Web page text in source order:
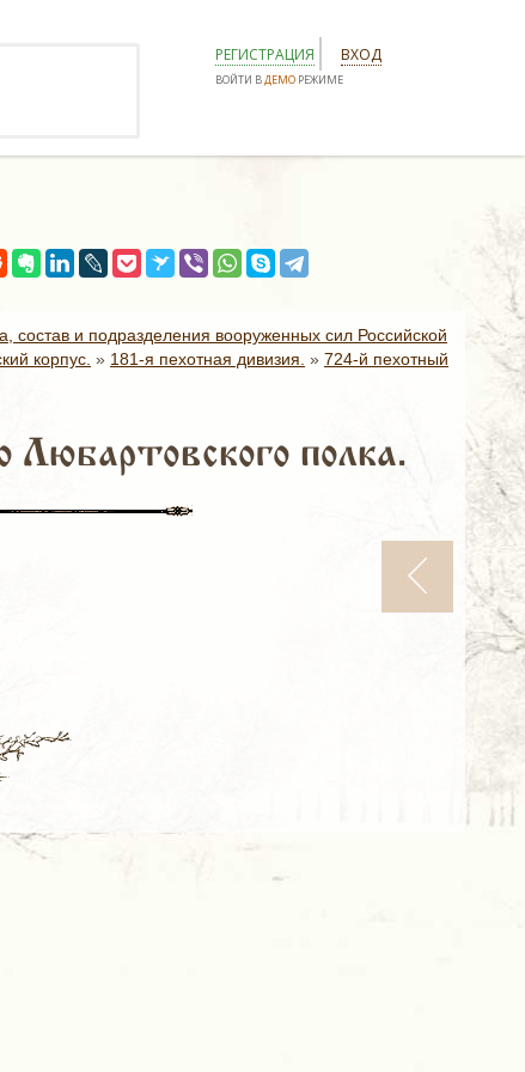
РЕГИСТРАЦИЯ ВХОД
ВОЙТИ ВДЕМО РЕЖИМЕ
состав и подразделения вооруженных сил Российской
корпус. » 181-я пехотная дивизия. » 724-й пехотный
полка.